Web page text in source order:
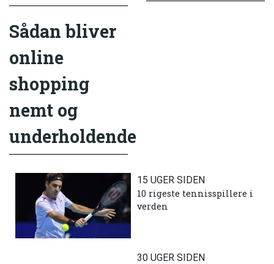
Sådan bliver
online
shopping
nemt og
underholdende
15 UGER SIDEN
10 rigeste tennisspillere i
verden
30 UGER SIDEN